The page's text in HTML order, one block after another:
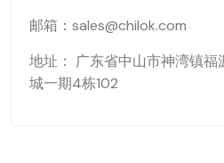
邮箱：sales@chilok.com
地址： 广东省中山市神湾镇
城一期4栋102